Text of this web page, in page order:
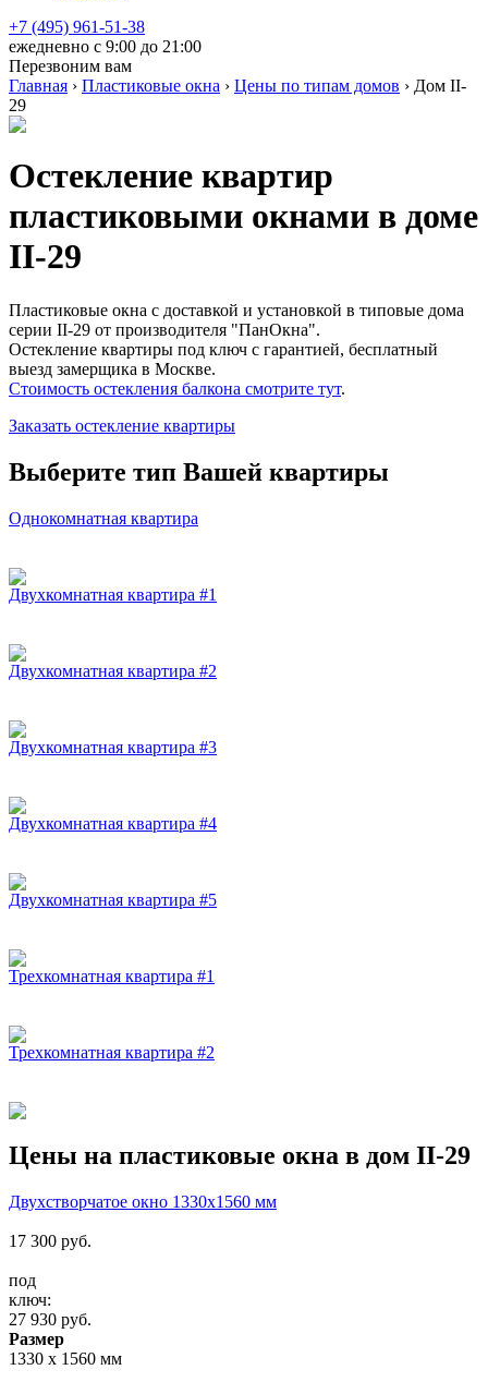
+7 (495) 961-51-38
ежедневно c 9:00 до 21:00
Перезвоним вам
Главная › Пластиковые окна › Цены по типам домов › Дом II-
29
Остекление квартир
пластиковыми окнами в доме
II-29
Пластиковые окна с доставкой и установкой в типовые дома
серии II-29 от производителя "ПанОкна".
Остекление квартиры под ключ с гарантией, бесплатный
выезд замерщика в Москве.
Стоимость остекления балкона смотрите тут.
Заказать остекление квартиры
Выберите тип Вашей квартиры
Однокомнатная квартира
Двухкомнатная квартира #1
Двухкомнатная квартира #2
Двухкомнатная квартира #3
Двухкомнатная квартира #4
Двухкомнатная квартира #5
Трехкомнатная квартира #1
Трехкомнатная квартира #2
Цены на пластиковые окна в дом II-29
Двухстворчатое окно 1330x1560 мм
17 300 руб.
под
ключ:
27 930 руб.
Размер
1330 х 1560 мм